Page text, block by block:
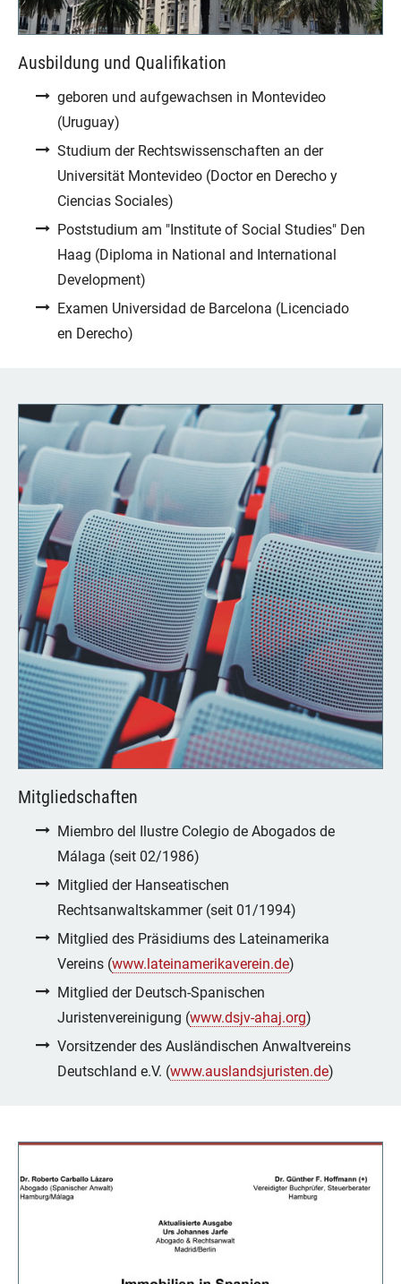
Ausbildung und Qualifikation
geboren und aufgewachsen in Montevideo
(Uruguay)
Studium der Rechtswissenschaften an der
Universität Montevideo (Doctor en Derecho y
Ciencias Sociales)
Poststudium am "Institute of Social Studies" Den
Haag (Diploma in National and International
Development)
Examen Universidad de Barcelona (Licenciado
en Derecho)
Mitgliedschaften
Miembro del Ilustre Colegio de Abogados de
Málaga (seit 02/1986)
Mitglied der Hanseatischen
Rechtsanwaltskammer (seit 01/1994)
Mitglied des Präsidiums des Lateinamerika
Vereins (www.lateinamerikaverein.de)
Mitglied der Deutsch-Spanischen
Juristenvereinigung (www.dsjv-ahaj.org)
Vorsitzender des Ausländischen Anwaltvereins
Deutschland e.V. (www.auslandsjuristen.de)